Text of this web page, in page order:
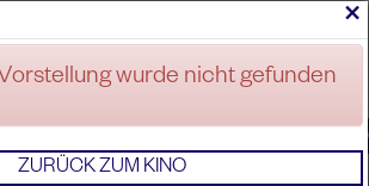
ANMELDEN
×
wurde nicht gefunden
ZURÜCK ZUM KINO